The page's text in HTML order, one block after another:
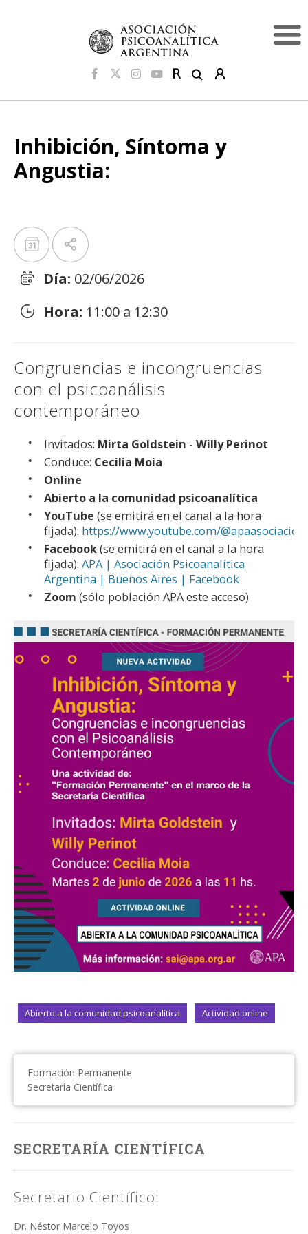
Inhibición, Síntoma y
Angustia:
Día: 02/06/2026
Hora: 11:00 a 12:30
Congruencias e incongruencias
con el psicoanálisis
contemporáneo
Invitados: Mirta Goldstein - Willy Perinot
Conduce: Cecilia Moia
Online
Abierto a la comunidad psicoanalítica
YouTube(se emitirá en el canal a la hora
fijada): https://www.youtube.com/
Facebook(se emitirá en el canal a la hora
fijada):APA | Asociación Psicoanalítica
Argentina | Buenos Aires | Facebook
Zoom(sólo población APA este acceso)
Abierto a la comunidad psicoanalítica Actividad online
Formación Permanente
Secretaría Científica
SECRETARÍA CIENTÍFICA
Secretario Científico:
Dr. Néstor Marcelo Toyos